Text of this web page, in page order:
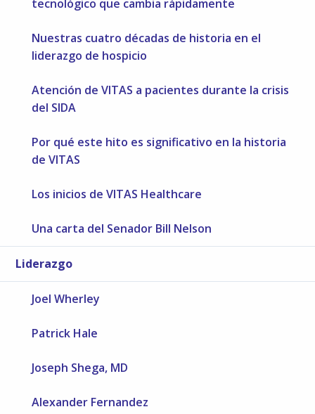
tecnológico que cambia rápidamente
Nuestras cuatro décadas de historia en el
liderazgo de hospicio
Atención de VITAS a pacientes durante la crisis
del SIDA
Por qué este hito es significativo en la historia
de VITAS
Los inicios de VITAS Healthcare
Una carta del Senador Bill Nelson
Liderazgo
Joel Wherley
Patrick Hale
Joseph Shega, MD
Alexander Fernandez